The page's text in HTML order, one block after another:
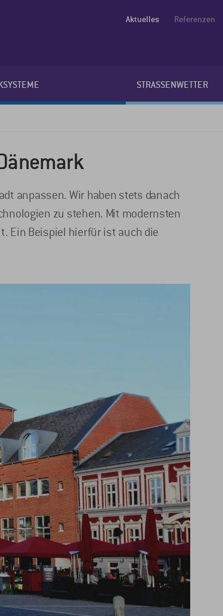
STRASSENWETTER
Aktuelles Referenzen
anpassen. Wir haben stets danach
zu stehen. Mit modernsten
Ein Beispiel hierfür ist auch die